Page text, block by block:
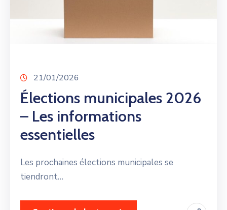
21/01/2026
Élections municipales 2026
– Les informations
essentielles
Les prochaines élections municipales se
tiendront…